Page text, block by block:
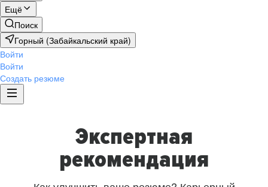
Ещё
Поиск
Горный (Забайкальский край)
Войти
Войти
Создать резюме
Экспертная
рекомендация